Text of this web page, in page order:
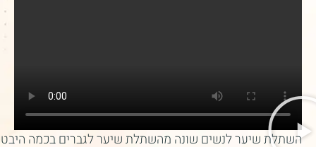
השתלתשיערלנשים שונה מהשתלתשיערלגבריםבכמה